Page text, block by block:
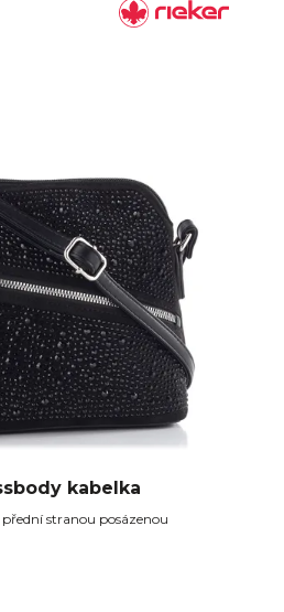
kabelka
stranou posázenou